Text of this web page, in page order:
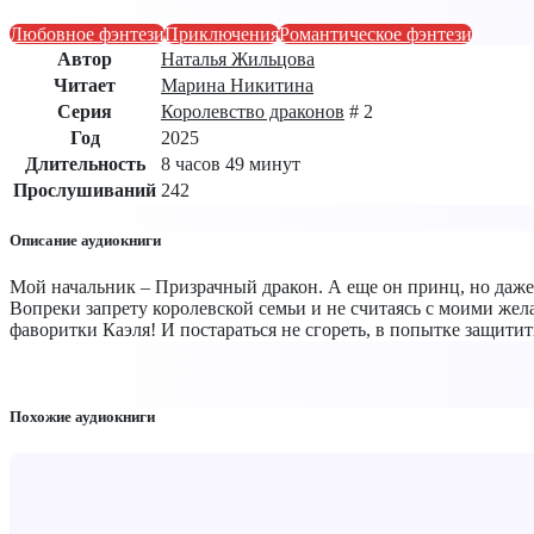
Любовное фэнтезиПриключенияРомантическое фэнтези
Автор
Наталья Жильцова
Читает
Марина Никитина
Серия
Королевство драконов # 2
Год
2025
Длительность
8 часов 49 минут
Прослушиваний 242
Описание аудиокниги
Мой начальник – Призрачный дракон. А еще он принц, но даже
Вопреки запрету королевской семьи и не считаясь с моими
фаворитки Каэля! И постараться не сгореть, в попытке
Похожие аудиокниги